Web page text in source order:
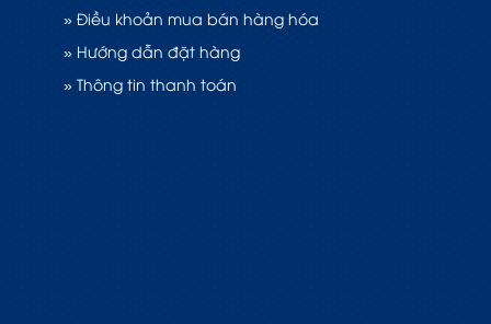
» Điều khoản mua bán hàng hóa
» Hướng dẫn đặt hàng
» Thông tin thanh toán